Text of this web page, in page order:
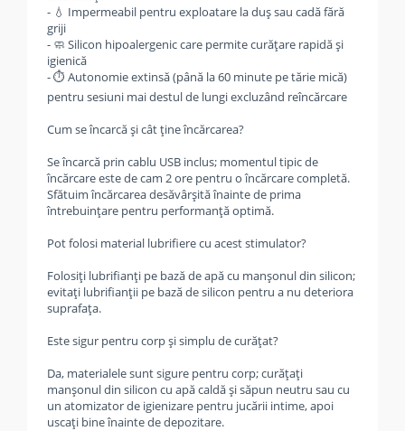
- 💧 Impermeabil pentru exploatare la duș sau cadă fără
griji
- 🧼 Silicon hipoalergenic care permite curățare rapidă și
igienică
- ⏱️ Autonomie extinsă (până la 60 minute pe tărie mică)
pentru sesiuni mai destul de lungi excluzând reîncărcare
Cum se încarcă și cât ține încărcarea?
Se încarcă prin cablu USB inclus; momentul tipic de
încărcare este de cam 2 ore pentru o încărcare completă.
Sfătuim încărcarea desăvârșită înainte de prima
întrebuințare pentru performanță optimă.
Pot folosi material lubrifiere cu acest stimulator?
Folosiți lubrifianți pe bază de apă cu manșonul din silicon;
evitați lubrifianții pe bază de silicon pentru a nu deteriora
suprafața.
Este sigur pentru corp și simplu de curățat?
Da, materialele sunt sigure pentru corp; curățați
manșonul din silicon cu apă caldă și săpun neutru sau cu
un atomizator de igienizare pentru jucării intime, apoi
uscați bine înainte de depozitare.